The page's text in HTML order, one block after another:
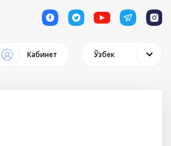
1 1 1 1 1
Кабинет Ўзбек